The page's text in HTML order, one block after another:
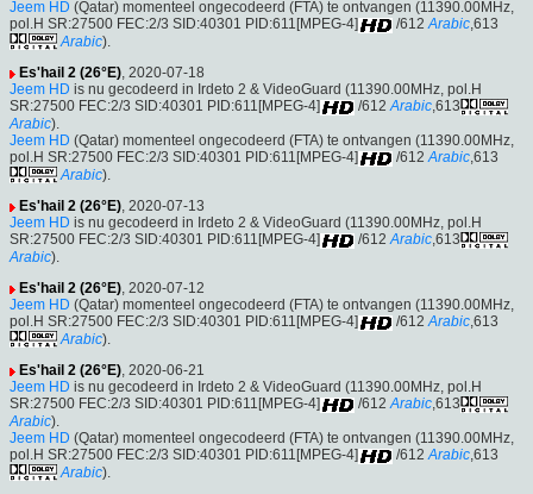
Jeem HD (Qatar) momenteel ongecodeerd (FTA) te ontvangen (11390.00MHz,
pol.H SR:27500 FEC:2/3 SID:40301 PID:611[MPEG-4]
/612 Arabic,613
Arabic).
Es'hail 2 (26°E), 2020-07-18
Jeem HD is nu gecodeerd in Irdeto 2 & VideoGuard (11390.00MHz, pol.H
SR:27500 FEC:2/3 SID:40301 PID:611[MPEG-4]
/612 Arabic,613
Arabic).
Jeem HD (Qatar) momenteel ongecodeerd (FTA) te ontvangen (11390.00MHz,
pol.H SR:27500 FEC:2/3 SID:40301 PID:611[MPEG-4]
/612 Arabic,613
Arabic).
Es'hail 2 (26°E), 2020-07-13
Jeem HD is nu gecodeerd in Irdeto 2 & VideoGuard (11390.00MHz, pol.H
SR:27500 FEC:2/3 SID:40301 PID:611[MPEG-4]
/612 Arabic,613
Arabic).
Es'hail 2 (26°E), 2020-07-12
Jeem HD (Qatar) momenteel ongecodeerd (FTA) te ontvangen (11390.00MHz,
pol.H SR:27500 FEC:2/3 SID:40301 PID:611[MPEG-4]
/612 Arabic,613
Arabic).
Es'hail 2 (26°E), 2020-06-21
Jeem HD is nu gecodeerd in Irdeto 2 & VideoGuard (11390.00MHz, pol.H
SR:27500 FEC:2/3 SID:40301 PID:611[MPEG-4]
/612 Arabic,613
Arabic).
Jeem HD (Qatar) momenteel ongecodeerd (FTA) te ontvangen (11390.00MHz,
pol.H SR:27500 FEC:2/3 SID:40301 PID:611[MPEG-4]
/612 Arabic,613
Arabic).